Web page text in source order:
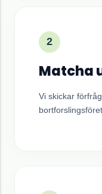
2
Matcha
Vi skickar